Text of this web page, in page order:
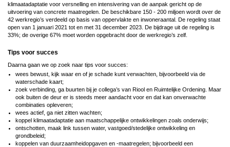
klimaatadaptatie voor versnelling en intensivering van de aanpak gericht op de
uitvoering van concrete maatregelen. De beschikbare 150 - 200 miljoen wordt over de
42 werkregio’s verdeeld op basis van oppervlakte en inwoneraantal. De regeling staat
open van 1 januari 2021 tot en met 31 december 2023. De bijdrage uit de regeling is
33%; de overige 67% moet worden opgebracht door de werkregio’s zelf.
Tips voor succes
Daarna gaan we op zoek naar tips voor succes:
wees bewust, kijk waar en of je schade kunt verwachten, bijvoorbeeld via de
waterschade kaart;
zoek verbinding, ga buurten bij je collega’s van Riool en Ruimtelijke Ordening. Maar
ook buiten de deur er is steeds meer aandacht voor en dat kan onverwachte
combinaties opleveren;
wees actief, ga niet zitten wachten;
koppel klimaatadaptatie aan maatschappelijke ontwikkelingen zoals onderwijs;
ontschotten, maak link tussen water, vastgoed/stedelijke ontwikkeling en
grondbeleid;
koppelen van duurzaamheidopgaven en -maatregelen; bijvoorbeeld een